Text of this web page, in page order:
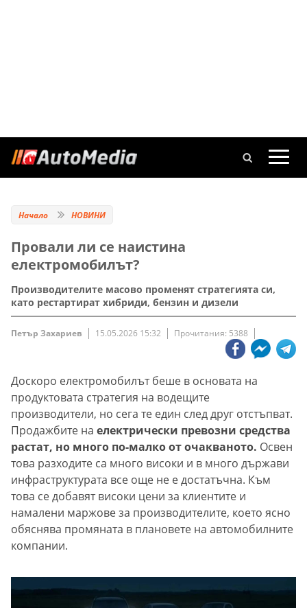
Начало НОВИНИ
Провали ли се наистина
електромобилът?
Производителите масово променят стратегията си,
като рестартират хибриди, бензин и дизели
Петър Захариев 15.05.2026 15:32 Прочитания: 5388
Доскоро електромобилът беше в основата на
продуктовата стратегия на водещите
производители, но сега те един след друг отстъпват.
Продажбите на електрически превозни средства
растат, но много по-малко от очакваното. Освен
това разходите са много високи и в много държави
инфраструктурата все още не е достатъчна. Към
това се добавят високи цени за клиентите и
намалени маржове за производителите, което ясно
обяснява промяната в плановете на автомобилните
компании.